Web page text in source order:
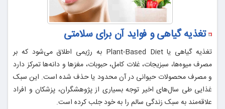
تغذیه گیاهی و فواید آن برای سلامتی
تغذیه گیاهی یا Plant-Based Diet به رژیمی اطلاق می‌شود که بر
مصرف میوه‌ها، سبزیجات، غلات کامل، حبوبات، مغزها و دانه‌ها تمرکز دارد
و مصرف محصولات حیوانی در آن محدود یا حذف شده است. این سبک
غذایی طی سال‌های اخیر توجه بسیاری از پژوهشگران، پزشکان و افراد
علاقه‌مند به سبک زندگی سالم را به خود جلب کرده است.